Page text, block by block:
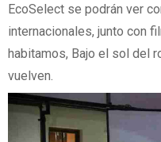
EcoSelect se podrán ver
internacionales, junto con
habitamos, Bajo el sol del
vuelven.